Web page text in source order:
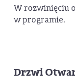
W rozwinięciu
w programie.
Drzwi